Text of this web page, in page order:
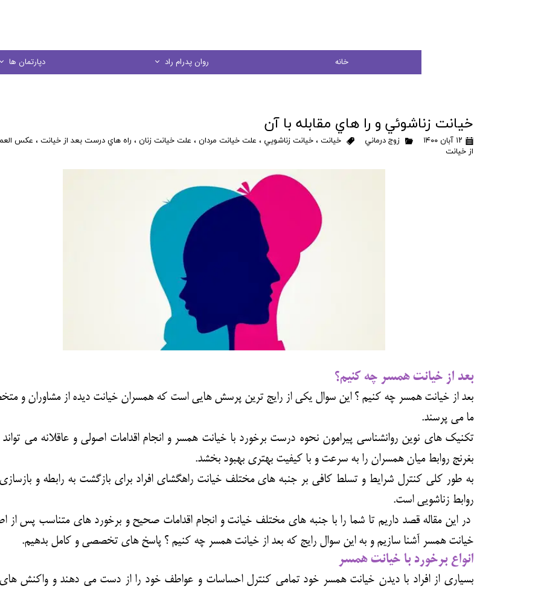
خانه روان پدرام راد
در يك نگاه
دپارتمان ها
مشاوره فردی
خيانت زناشوئي و را هاي مقابله با آن
۱۲ آبان ۱۴۰۰ زوج درماني خيانت ، خيانت زناشويي ، علت خيانت مردان ، علت خيانت زنان ، راه هاي درست بعد از خيانت ، عكس
از خيانت
بعد از خیانت همسر چه کنیم؟
بعد از خیانت همسر چه کنیم ؟ این سوال یکی از رایج ترین پرسش هایی است که همسران خیانت دیده از مشاوران و
ما می پرسند.
تکنیک های نوین روانشناسی پیرامون نحوه درست برخورد باخیانت همسر و انجام اقدامات اصولی و عاقلانه می
بغرنج روابط میان همسران را به سرعت و با کیفیت بهتری بهبود بخشد.
به طور کلی کنترل شرایط و تسلط کافی بر جنبه های مختلف خیانت راهگشای افراد برای بازگشت به رابطه و
روابط زناشویی است.
در این مقاله قصد داریم تا شما را با جنبه های مختلف خیانت و انجام اقدامات صحیح و برخورد های متناسب پس از
خیانت همسر آشنا سازیم و به این سوال رایج که بعد از خیانت همسر چه کنیم ؟ پاسخ های تخصصی و کامل بدهیم.
انواع برخورد با خیانت همسر
بسیاری از افراد با دیدن خیانت همسر خود تمامی کنترل احساسات و عواطف خود را از دست می دهند و واکنش